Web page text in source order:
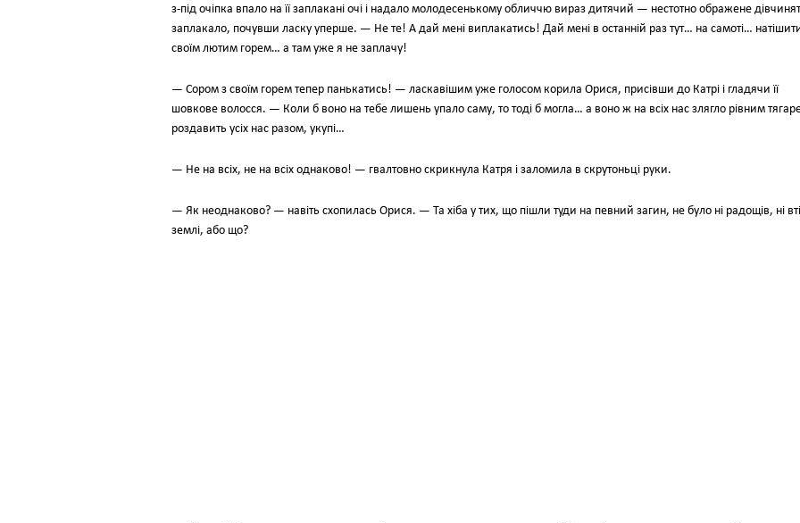
з-під очіпка впало на її заплакані очі і надало молодесенькому обличчю вираз дитячий — нестотно ображене
заплакало, почувши ласку уперше. — Не те! А дай мені виплакатись! Дай мені в останній раз тут… на самоті…
своїм лютим горем… а там уже я не заплачу!
— Сором з своїм горем тепер панькатись! — ласкавішим уже голосом корила Орися, присівши до Катрі і гладячи її
шовкове волосся. — Коли б воно на тебе лишень упало саму, то тоді б могла… а воно ж на всіх нас злягло рівним
роздавить усіх нас разом, укупі…
— Не на всіх, не на всіх однаково! — гвалтовно скрикнула Катря і заломила в скрутоньці руки.
— Як неоднаково? — навіть схопилась Орися. — Та хіба у тих, що пішли туди на певний загин, не було ні радощів, ні
землі, або що?